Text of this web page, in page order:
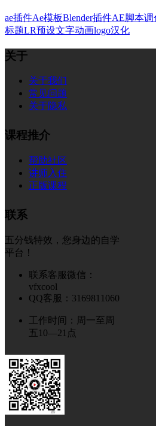
ae插件Ae模板Blender插件AE脚本调
标题LR预设文字动画logo汉化
关于
关于我们
常见问题
关于隐私
课程推介
帮助社区
讲师入住
正版课程
联系
五分钱特效，您身边的自学
平台！
联系客服微信：
vfxcool
QQ客服：3169811060
工作时间：周一至周
五10—21点